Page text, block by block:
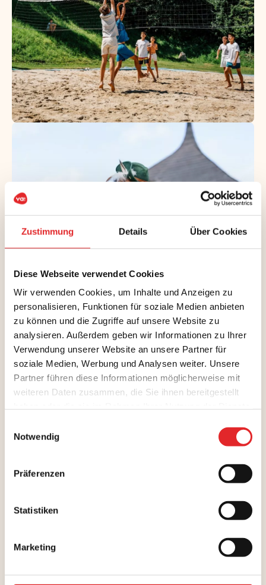
Zustimmung Details Über Cookies
Diese Webseite verwendet Cookies
Wir verwenden Cookies, um Inhalte und Anzeigen zu
personalisieren, Funktionen für soziale Medien anbieten
zu können und die Zugriffe auf unsere Website zu
analysieren. Außerdem geben wir Informationen zu Ihrer
Verwendung unserer Website an unsere Partner für
soziale Medien, Werbung und Analysen weiter. Unsere
Partner führen diese Informationen möglicherweise mit
weiteren Daten zusammen, die Sie ihnen bereitgestellt
Notwendig
Präferenzen
Statistiken
Marketing